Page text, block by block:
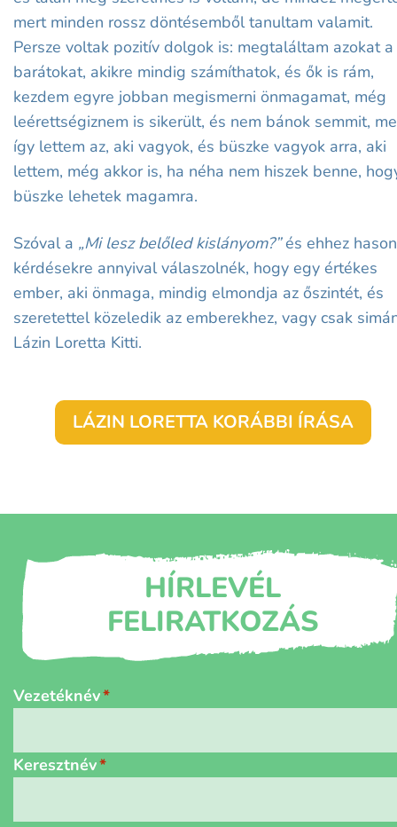
mert minden rossz döntésemből tanultam valamit.
Persze voltak pozitív dolgok is: megtaláltam azokat a
barátokat, akikre mindig számíthatok, és ők is rám,
kezdem egyre jobban megismerni önmagamat, még
leérettségiznem is sikerült, és nem bánok semmit,
így lettem az, aki vagyok, és büszke vagyok arra, aki
lettem, még akkor is, ha néha nem hiszek benne,
büszke lehetek magamra.
Szóval a „Mi lesz belőled kislányom?”és ehhez
kérdésekre annyival válaszolnék, hogy egy értékes
ember, aki önmaga, mindig elmondja az őszintét, és
szeretettel közeledik az emberekhez, vagy csak
Lázin Loretta Kitti.
LÁZIN LORETTA KORÁBBI ÍRÁSA
HÍRLEVÉL
FELIRATKOZÁS
Név*
Vezetéknév
Keresztnév